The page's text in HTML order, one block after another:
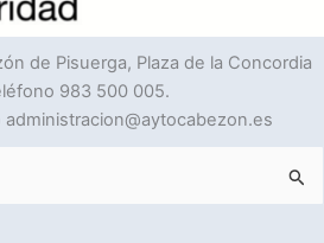
de Pisuerga, Plaza de la Concordia
983 500 005.